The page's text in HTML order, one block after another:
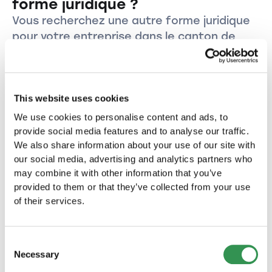
This website uses cookies
We use cookies to personalise content and ads, to
provide social media features and to analyse our traffic.
We also share information about your use of our site with
our social media, advertising and analytics partners who
may combine it with other information that you’ve
provided to them or that they’ve collected from your use
of their services.
Selection
Necessary
en fonction du canton, de l'activité
commerciale et de la taille de la Sàrl.
forme juridique ?
Vous recherchez une autre forme juridique
pour votre entreprise dans le canton de
canton de Thurgovie.
Créez votre Raison individuelle dans le canton de
Thurgovie et lancez votre propre entreprise dans
cette magnifique région.
Créer une raison individuelle
Créer une Sàrl dans le canton de
Thurgovie
nombreux avantages de cette forme juridique.
Créer une Sàrl